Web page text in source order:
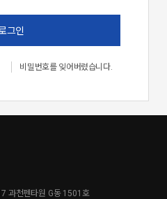
그인
비밀번호를 잊어버렸습니다.
과천펜타원 G동 1501호